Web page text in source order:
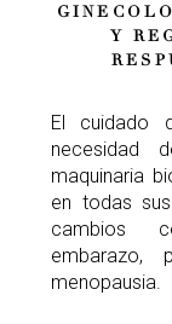
Y
El cuidado
necesidad
maquinaria
en todas
cambios
embarazo,
menopausia.